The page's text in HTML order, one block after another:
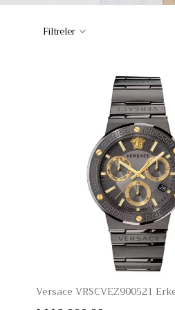
Filtreler
Versace VRSCVEZ900521